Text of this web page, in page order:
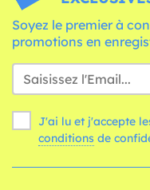
Soyez le premier à
promotions en
J'ai lu et j'accepte
conditions de